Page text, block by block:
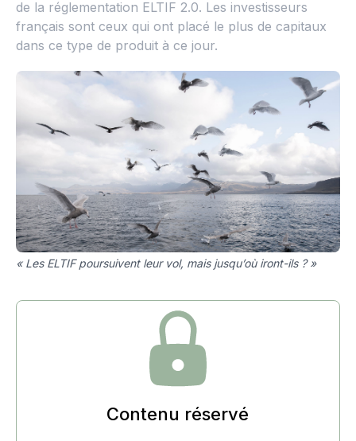
de la réglementation ELTIF 2.0. Les investisseurs
français sont ceux qui ont placé le plus de capitaux
dans ce type de produit à ce jour.
« Les ELTIF poursuivent leur vol, mais jusqu’où iront-ils ? »
Contenu réservé